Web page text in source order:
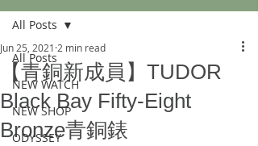
All Posts
NEW WATCH
NEW SHOP
ODYSSEY
All Posts
【青銅新成員】TUDOR
Black Bay Fifty-Eight
Bronze青銅錶
Jun 25, 2021 2 min read